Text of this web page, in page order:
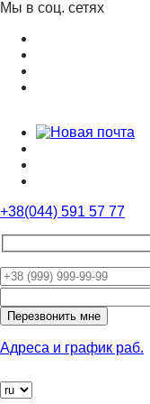
Мы в соц. сетях
+38(044) 591 57 77
это
поле
пустым.
Адреса и график раб.